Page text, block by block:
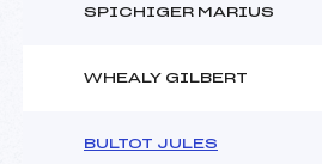
SPICHIGER MARIUS
WHEALY GILBERT
BULTOT JULES